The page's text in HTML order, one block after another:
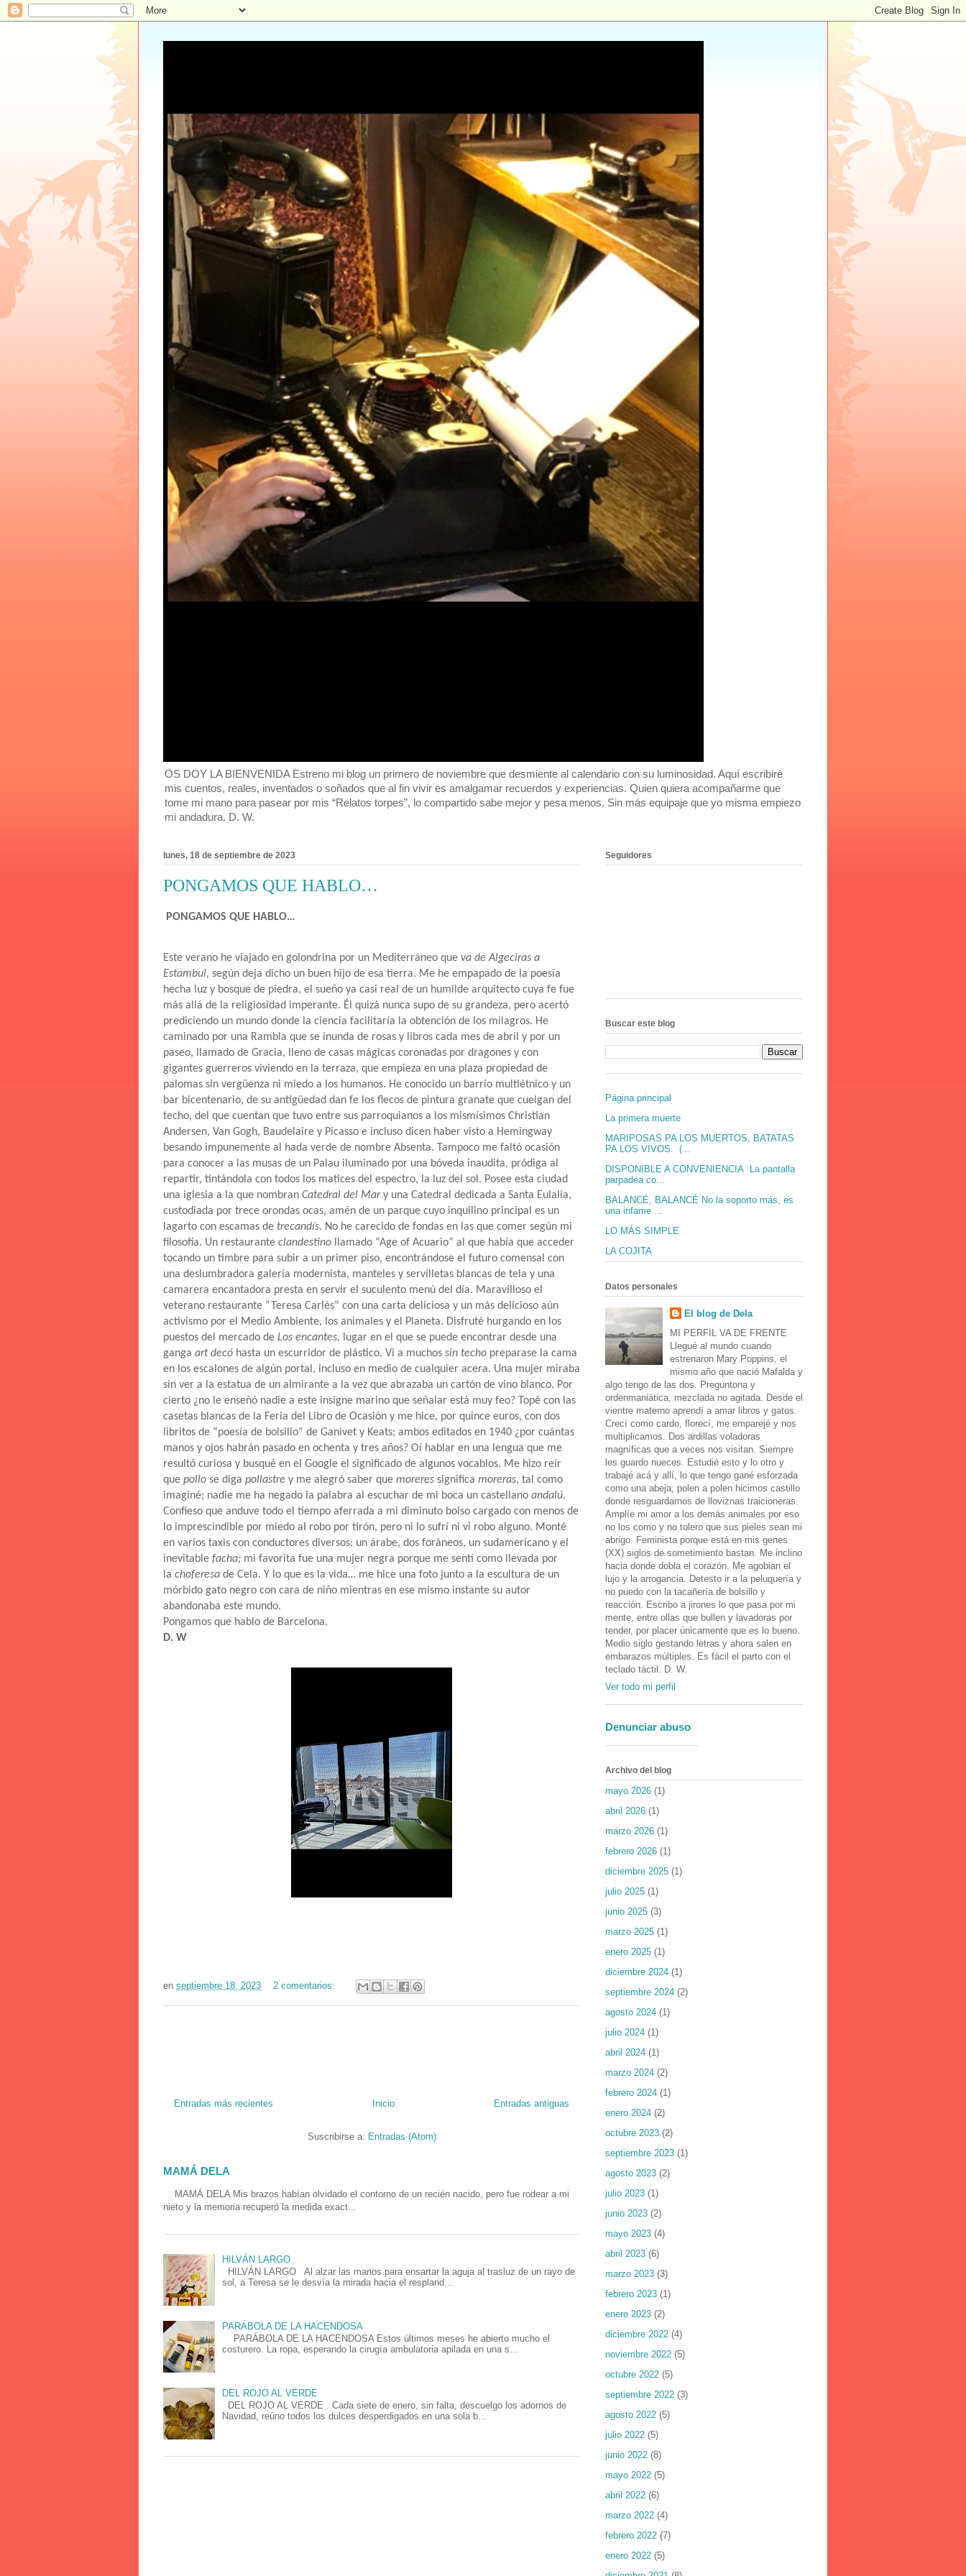
OS DOY LA BIENVENIDA Estreno mi blog un primero de noviembre que desmiente al calendario con su luminosidad. Aquí escribiré
mis cuentos, reales, inventados o soñados que al fin vivir es amalgamar recuerdos y experiencias. Quien quiera acompañarme que
tome mi mano para pasear por mis “Relatos torpes”, lo compartido sabe mejor y pesa menos. Sin más equipaje que yo misma empiezo
mi andadura. D. W.
lunes, 18 de septiembre de 2023
PONGAMOS QUE HABLO…
PONGAMOS QUE HABLO…
Este verano he viajado en golondrina por un Mediterráneo que va de Algeciras a
Estambul, según deja dicho un buen hijo de esa tierra. Me he empapado de la poesía
hecha luz y bosque de piedra, el sueño ya casi real de un humilde arquitecto cuya fe fue
más allá de la religiosidad imperante. Él quizá nunca supo de su grandeza, pero acertó
prediciendo un mundo donde la ciencia facilitaría la obtención de los milagros. He
caminado por una Rambla que se inunda de rosas y libros cada mes de abril y por un
paseo, llamado de Gracia, lleno de casas mágicas coronadas por dragones y con
gigantes guerreros viviendo en la terraza, que empieza en una plaza propiedad de
palomas sin vergüenza ni miedo a los humanos. He conocido un barrio multiétnico y un
bar bicentenario, de su antigüedad dan fe los flecos de pintura granate que cuelgan del
techo, del que cuentan que tuvo entre sus parroquianos a los mismísimos Christian
Andersen, Van Gogh, Baudelaire y Picasso e incluso dicen haber visto a Hemingway
besando impunemente al hada verde de nombre Absenta. Tampoco me faltó ocasión
para conocer a las musas de un Palau iluminado por una bóveda inaudita, pródiga al
repartir, tintándola con todos los matices del espectro, la luz del sol. Posee esta ciudad
una iglesia a la que nombran Catedral del Mary una Catedral dedicada a Santa Eulalia,
custodiada por trece orondas ocas, amén de un parque cuyo inquilino principal es un
lagarto con escamas de trecandís. No he carecido de fondas en las que comer según mi
filosofía. Un restaurante clandestino
llamado “Age of Acuario” al que había que acceder
tocando un timbre para subir a un primer piso, encontrándose el futuro comensal con
una deslumbradora galería modernista, manteles y servilletas blancas de tela y una
camarera encantadora presta en servir el suculento menú del día. Maravilloso el
veterano restaurante “Teresa Carlés” con una carta deliciosa y un más delicioso aún
activismo por el Medio Ambiente, los animales y el Planeta. Disfruté hurgando en los
puestos del mercado de Los encantes,
lugar en el que se puede encontrar desde una
ganga art decó hasta un escurridor de plástico. Vi a muchos sin techo preparase la cama
en los escalones de algún portal, incluso en medio de cualquier acera. Una mujer miraba
sin ver a la estatua de un almirante a la vez que abrazaba un cartón de vino blanco. Por
cierto ¿no le enseñó nadie a este insigne marino que señalar está muy feo? Topé con las
casetas blancas de la Feria del Libro de Ocasión y me hice, por quince euros, con dos
libritos de “poesía de bolsillo” de Ganivet y Keats; ambos editados en 1940 ¿por cuántas
manos y ojos habrán pasado en ochenta y tres años? Oí hablar en una lengua que me
resultó curiosa y busqué en el Google el significado de algunos vocablos. Me hizo reír
que pollo se diga pollastre y me alegró saber que moreres significa moreras, tal como
imaginé; nadie me ha negado la palabra al escuchar de mi boca un castellano andalú.
Confieso que anduve todo el tiempo aferrada a mi diminuto bolso cargado con menos de
lo imprescindible por miedo al robo por tirón, pero ni lo sufrí ni vi robo alguno. Monté
en varios taxis con conductores diversos: un árabe, dos foráneos, un sudamericano y el
inevitable facha; mi favorita fue una mujer negra porque me sentí como llevada por
la choferesa de Cela. Y lo que es la vida… me hice una foto junto a la escultura de un
mórbido gato negro con cara de niño mientras en ese mismo instante su autor
abandonaba este mundo.
Pongamos que hablo de Barcelona.
D. W
en septiembre 18, 2023 2 comentarios:
Entradas más recientes Entradas antiguas
Inicio
Suscribirse a: Entradas (Atom)
MAMÁ DELA
MAMÁ DELA Mis brazos habían olvidado el contorno de un recién nacido, pero fue rodear a mi
nieto y la memoria recuperó la medida exact...
HILVÁN LARGO
HILVÁN LARGO Al alzar las manos para ensartar la aguja al trasluz de un rayo de
sol, a Teresa se le desvía la mirada hacia el respland...
PARÁBOLA DE LA HACENDOSA
PARÁBOLA DE LA HACENDOSA Estos últimos meses he abierto mucho el
costurero. La ropa, esperando la cirugía ambulatoria apilada en una s...
DEL ROJO AL VERDE
DEL ROJO AL VERDE Cada siete de enero, sin falta, descuelgo los adornos de
Navidad, reúno todos los dulces desperdigados en una sola b...
Seguidores
Buscar este blog
Página principal
La primera muerte
MARIPOSAS PA LOS MUERTOS, BATATAS
PA LOS VIVOS. (...
DISPONIBLE A CONVENIENCIA La pantalla
parpadea co...
BALANCÉ, BALANCÉ No la soporto más, es
una infame ...
LO MÁS SIMPLE
LA COJITA
Datos personales
El blog de Dela
MI PERFIL VA DE FRENTE
Llegué al mundo cuando
estrenaron Mary Poppins, el
mismo año que nació Mafalda y
algo tengo de las dos. Preguntona y
ordenmaniática, mezclada no agitada. Desde el
vientre materno aprendí a amar libros y gatos.
Crecí como cardo, florecí, me emparejé y nos
multiplicamos. Dos ardillas voladoras
magníficas que a veces nos visitan. Siempre
les guardo nueces. Estudié esto y lo otro y
trabajé acá y allí, lo que tengo gané esforzada
como una abeja, polen a polen hicimos castillo
donde resguardarnos de lloviznas traicioneras.
Amplíe mi amor a los demás animales por eso
no los como y no tolero que sus pieles sean mi
abrigo. Feminista porque está en mis genes
(XX) siglos de sometimiento bastan. Me inclino
hacia donde dobla el corazón. Me agobian el
lujo y la arrogancia. Detesto ir a la peluquería y
no puedo con la tacañería de bolsillo y
reacción. Escribo a jirones lo que pasa por mi
mente, entre ollas que bullen y lavadoras por
tender, por placer únicamente que es lo bueno.
Medio siglo gestando letras y ahora salen en
embarazos múltiples. Es fácil el parto con el
teclado táctil. D. W.
Ver todo mi perfil
Denunciar abuso
Archivo del blog
mayo 2026 (1)
abril 2026 (1)
marzo 2026 (1)
febrero 2026 (1)
diciembre 2025 (1)
julio 2025 (1)
junio 2025 (3)
marzo 2025 (1)
enero 2025 (1)
diciembre 2024 (1)
septiembre 2024 (2)
agosto 2024 (1)
julio 2024 (1)
abril 2024 (1)
marzo 2024 (2)
febrero 2024 (1)
enero 2024 (2)
octubre 2023 (2)
septiembre 2023 (1)
agosto 2023 (2)
julio 2023 (1)
junio 2023 (2)
mayo 2023 (4)
abril 2023 (6)
marzo 2023 (3)
febrero 2023 (1)
enero 2023 (2)
diciembre 2022 (4)
noviembre 2022 (5)
octubre 2022 (5)
septiembre 2022 (3)
agosto 2022 (5)
julio 2022 (5)
junio 2022 (8)
mayo 2022 (5)
abril 2022 (6)
marzo 2022 (4)
febrero 2022 (7)
enero 2022 (5)